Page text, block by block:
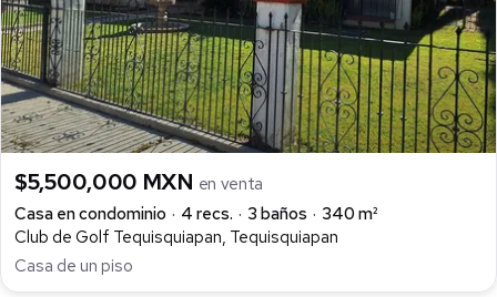
$5,500,000 MXN en venta
Casa en condominio
4 recs. 3 baños
340 m²
Club de Golf Tequisquiapan, Tequisquiapan
Casa de un piso